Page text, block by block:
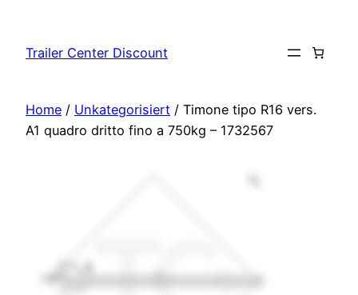
contenuto
Trailer Center Discount
Home / Unkategorisiert / Timone tipo R16 vers.
A1 quadro dritto fino a 750kg – 1732567